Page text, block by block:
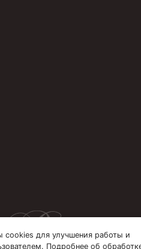
cookies для улучшения работы и
Подробнее об